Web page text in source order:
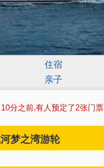
住宿
亲子
分之前,有人预定了2张门票
梦之湾游轮